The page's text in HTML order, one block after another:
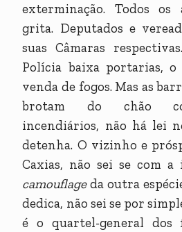
exterminação. Todos os
grita. Deputados e
suas Câmaras
Polícia baixa portarias,
venda de fogos. Mas as
brotam do chão
incendiários, não há lei
detenha. O vizinho e
Caxias, não sei se com
camouflageda outra
dedica, não sei se por
é o quartel-general dos